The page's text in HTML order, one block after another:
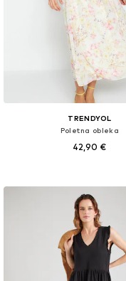
TRENDYOL
Poletna obleka
42,90 €
Dodaj v košarico